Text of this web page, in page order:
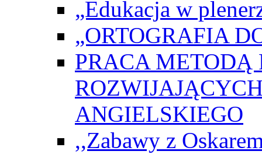
„Edukacja w
„ORTOGRAFIA
PRACA METODĄ
ANGIELSKIEGO
,,Zabawy z